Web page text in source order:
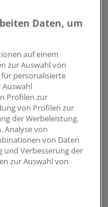
Das
einen wichtigen
für gesetzliche
Daten, um
auf einem
zur Auswahl von
personalisierte
Profilen zur
von Profilen zur
der Werbeleistung.
Analyse von
von Daten
und Verbesserung der
zur Auswahl von